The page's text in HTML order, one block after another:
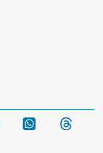
Telegram WhatsApp